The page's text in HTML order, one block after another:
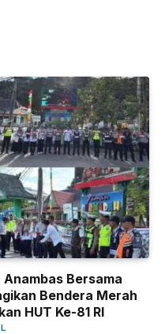
Bersama
Bendera Merah
HUT Ke-81 RI